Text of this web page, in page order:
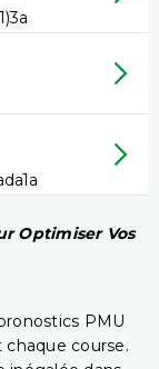
Optimiser Vos
PMU
course.